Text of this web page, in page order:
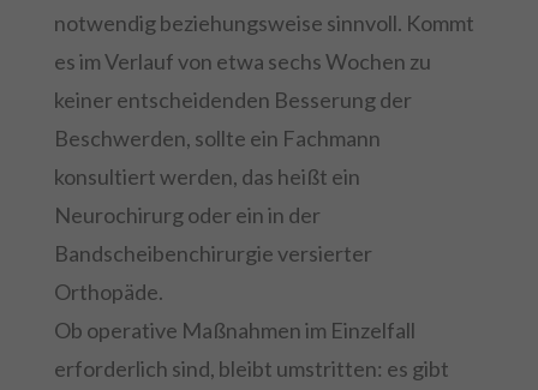
notwendig beziehungsweise sinnvoll. Kommt
es im Verlauf von etwa sechs Wochen zu
keiner entscheidenden Besserung der
Beschwerden, sollte ein Fachmann
konsultiert werden, das heißt ein
Neurochirurg oder ein in der
Bandscheibenchirurgie versierter
Orthopäde.
Ob operative Maßnahmen im Einzelfall
erforderlich sind, bleibt umstritten: es gibt